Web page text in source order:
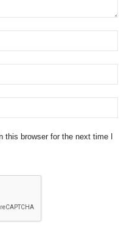
this browser for the next time I